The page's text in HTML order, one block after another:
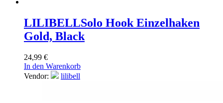
LILIBELLSolo Hook Einzelhaken
Gold, Black
24,99 €
In den Warenkorb
Vendor:
lilibell